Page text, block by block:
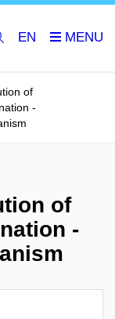
EN
of
-
of
-